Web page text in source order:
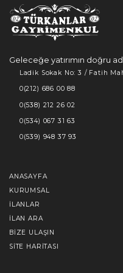
Geleceğe yatırımın doğru
Ladik Sokak No: 3 / Fatih
0(212) 686 00 88
0(538) 212 26 02
0(534) 067 31 63
0(539) 948 37 93
ANASAYFA
KURUMSAL
İLANLAR
İLAN ARA
BIZE ULAŞIN
SITE HARITASI